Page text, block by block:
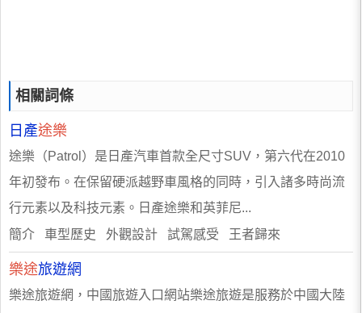
相關詞條
日產途樂
途樂（Patrol）是日產汽車首款全尺寸SUV，第六代在2010
年初發布。在保留硬派越野車風格的同時，引入諸多時尚流
行元素以及科技元素。日產途樂和英菲尼...
簡介 車型歷史 外觀設計 試駕感受 王者歸來
樂途旅遊網
樂途旅遊網，中國旅遊入口網站樂途旅遊是服務於中國大陸